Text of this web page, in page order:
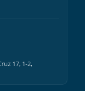
17, 1-2,